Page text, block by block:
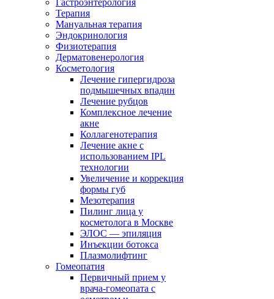
Гастроэнтерология
Терапия
Мануальная терапия
Эндокринология
Физиотерапия
Дерматовенерология
Косметология
Лечение гипергидроза
подмышечных впадин
Лечение рубцов
Комплексное лечение
акне
Коллагенотерапия
Лечение акне с
использованием IPL
технологии
Увеличение и коррекция
формы губ
Мезотерапия
Пилинг лица у
косметолога в Москве
ЭЛОС — эпиляция
Инъекции ботокса
Плазмолифтинг
Гомеопатия
Первичный прием у
врача-гомеопата с